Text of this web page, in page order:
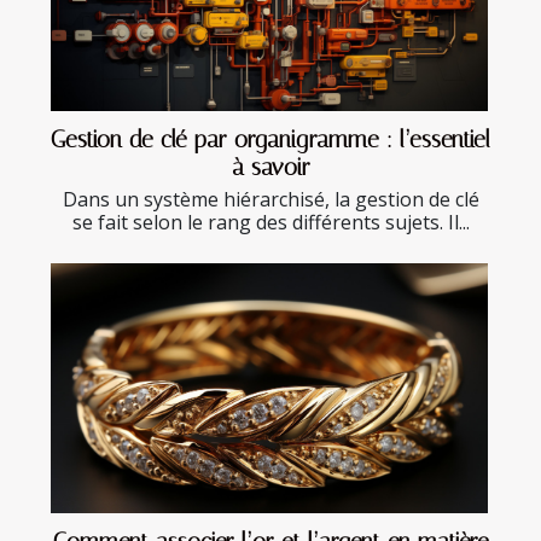
Gestion de clé par organigramme : l’essentiel
à savoir
Dans un système hiérarchisé, la gestion de clé
se fait selon le rang des différents sujets. Il...